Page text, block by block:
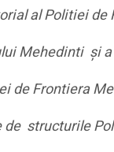
al Politiei de
Mehedinti şi
de Frontiera
de structurile